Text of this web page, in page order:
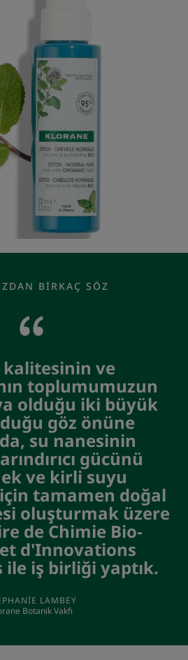
BIRKAÇ SÖZ
kalitesinin ve
toplumumuzun
olduğu iki büyük
göz önüne
su nanesinin
gücünü
ve kirli suyu
tamamen doğal
oluşturmak üzere
de Chimie Bio-
d'Innovations
ile iş birliği yaptık.
LAMBEY
Botanik Vakfı